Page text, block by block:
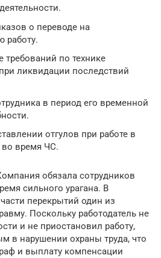
о переводе на
работу.
требований по технике
ликвидации последствий
в период его временной
отгулов при работе в
время ЧС.
обязала сотрудников
сильного урагана. В
перекрытий один из
Поскольку работодатель не
и не приостановил работу,
в нарушении охраны труда, что
и выплату компенсации